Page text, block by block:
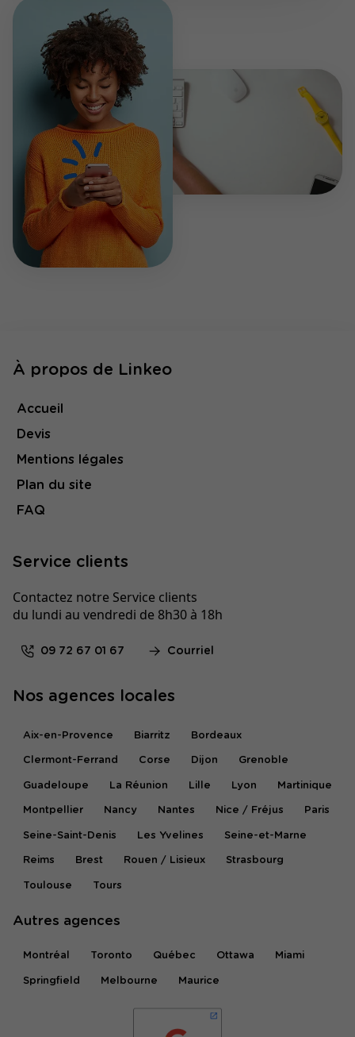
À propos de Linkeo
Accueil
Devis
Mentions légales
Plan du site
FAQ
Service clients
Contactez notre Service clients
du lundi au vendredi de 8h30 à 18h
09 72 67 01 67 Courriel
Nos agences locales
Aix-en-Provence Biarritz Bordeaux
Clermont-Ferrand Corse Dijon Grenoble
Guadeloupe La Réunion Lille Lyon Martinique
Montpellier Nancy Nantes Nice / Fréjus Paris
Seine-Saint-Denis Les Yvelines Seine-et-Marne
Reims Brest Rouen / Lisieux Strasbourg
Toulouse Tours
Autres agences
Montréal Toronto Québec Ottawa Miami
Springfield Melbourne Maurice